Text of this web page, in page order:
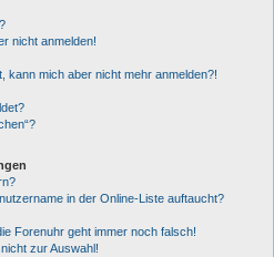
nicht anmelden!
kann mich aber nicht mehr anmelden?!
in der Online-Liste auftaucht?
Forenuhr geht immer noch falsch!
zur Auswahl!